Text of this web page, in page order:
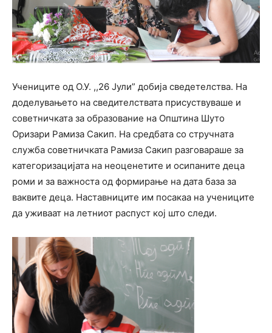
Учениците од О.У. ,,26 Јули” добија сведетелства. На
доделувањето на сведителствата присуствуваше и
советничката за образование на Општина Шуто
Оризари Рамиза Сакип. На средбата со стручната
служба советничката Рамиза Сакип разговараше за
категоризацијата на неоценетите и осипаните деца
роми и за важноста од формирање на дата база за
ваквите деца. Наставниците им посакаа на учениците
да уживаат на летниот распуст кој што следи.